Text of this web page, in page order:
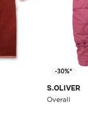
-30%*
S.OLIVER
Overall